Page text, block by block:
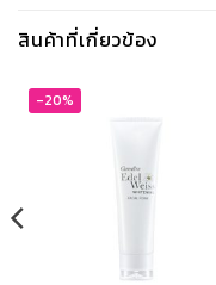
สินค้าที่เกี่ยวข้อง
-20%